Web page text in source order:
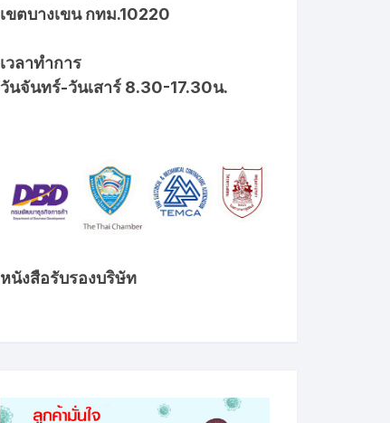
เขตบางเขน กทม.10220
เวลาทำการ
วันจันทร์-วันเสาร์ 8.30-17.30น.
หนังสือรับรองบริษัท